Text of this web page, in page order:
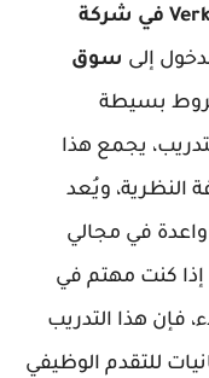
اوسبيلدونغ بائع/ة Verkäufer/in في شركة
إلى سوق
بسيطة
يجمع هذا
ويُعد
في مجالي
كنت مهتم في
هذا التدريب
الوظيفي